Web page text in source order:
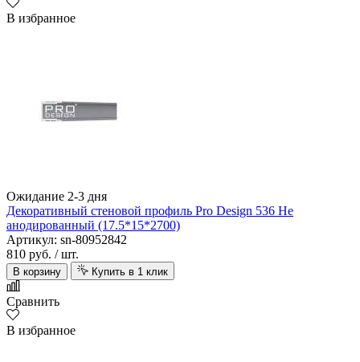
В избранное
Ожидание 2-3 дня
Декоративный стеновой профиль Pro Design 536 Не
анодированный (17.5*15*2700)
Артикул: sn-80952842
810 руб. / шт.
В корзину Купить в 1 клик
Сравнить
В избранное